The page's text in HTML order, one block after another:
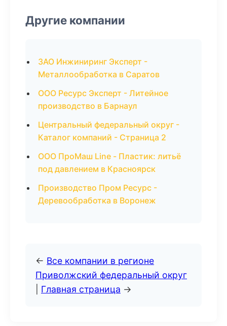
Другие компании
ЗАО Инжиниринг Эксперт -
Металлообработка в Саратов
ООО Ресурс Эксперт - Литейное
производство в Барнаул
Центральный федеральный округ -
Каталог компаний - Страница 2
ООО ПроМаш Line - Пластик: литьё
под давлением в Красноярск
Производство Пром Ресурс -
Деревообработка в Воронеж
← Все компании в регионе
Приволжский федеральный округ
Главная страница →